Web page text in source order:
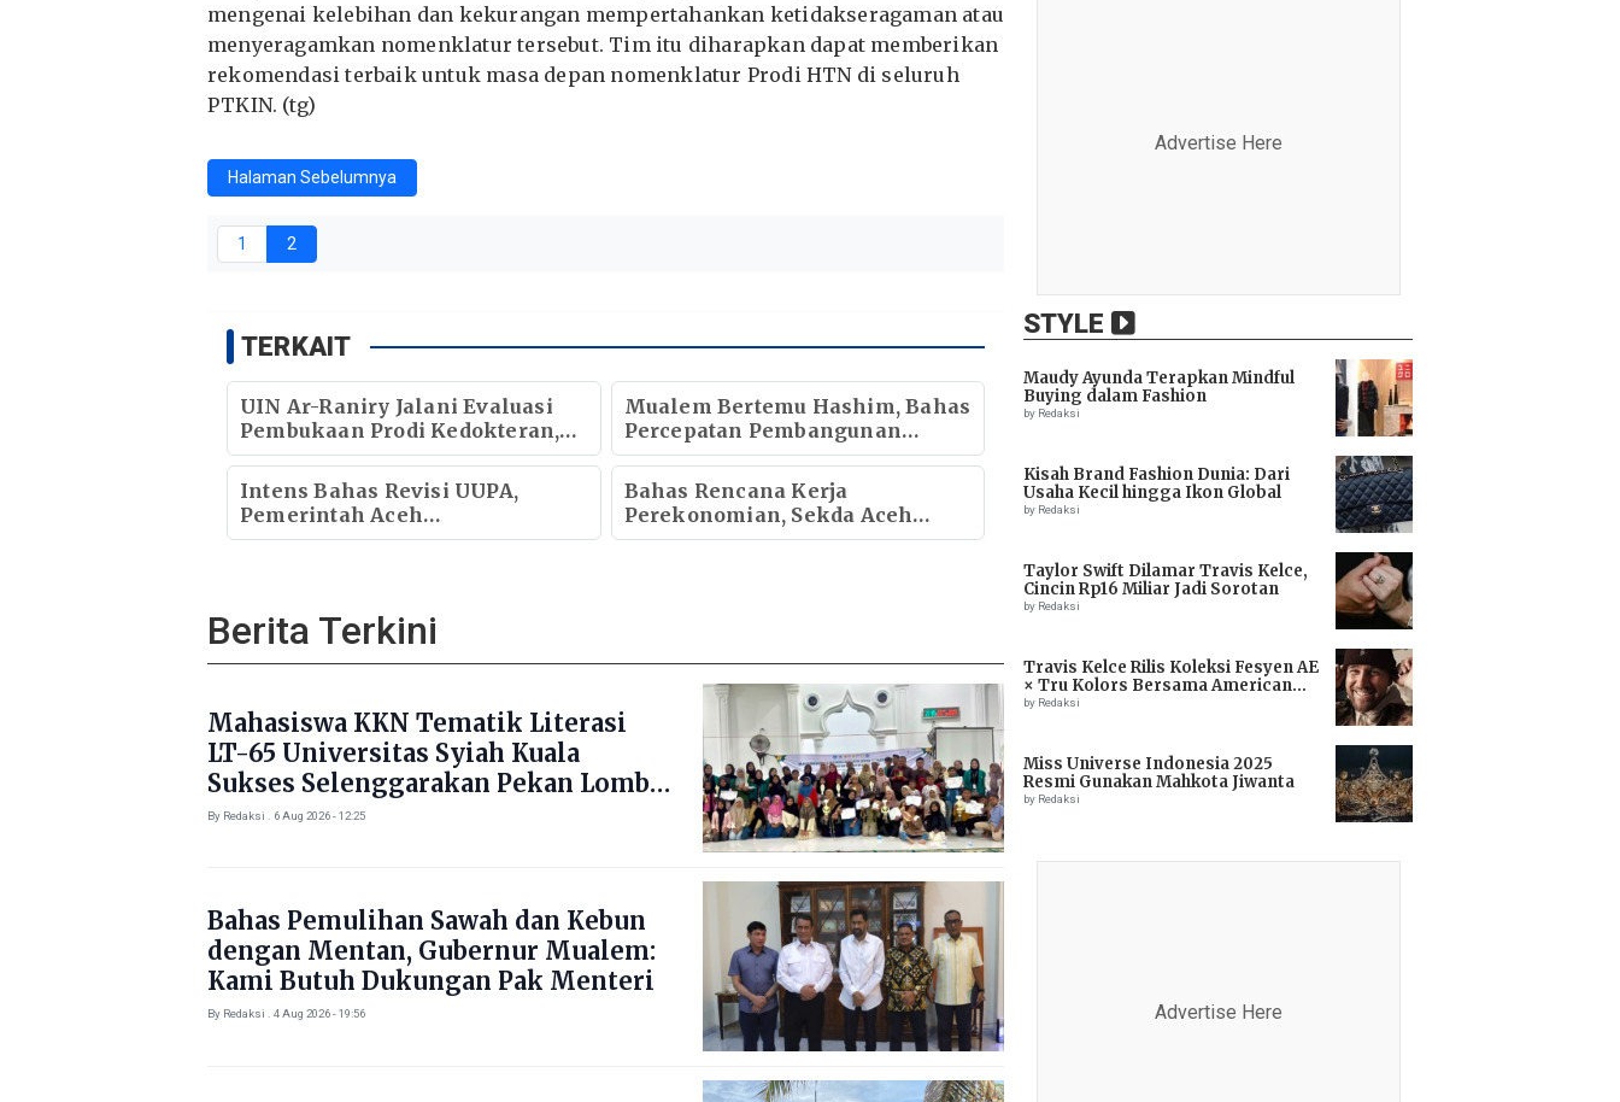
mengenai kelebihan dan kekurangan mempertahankan ketidakseragaman atau
menyeragamkan nomenklatur tersebut. Tim itu diharapkan dapat memberikan
rekomendasi terbaik untuk masa depan nomenklatur Prodi HTN di seluruh
PTKIN. (tg)
Halaman Sebelumnya
1 2
TERKAIT
UIN Ar-Raniry Jalani Evaluasi
Pembukaan Prodi Kedokteran,
Target Terima Mahasiswa Baru
Tahun Ini
Mualem Bertemu Hashim, Bahas
Percepatan Pembangunan
Ekonomi Aceh
Intens Bahas Revisi UUPA,
Pemerintah Aceh
Berterimakasih pada Forbes dan
Bahas Rencana Kerja
Perekonomian, Sekda Aceh
Bidik Investasi dari Rusia
Berita Terkini
Mahasiswa KKN Tematik Literasi
LT-65 Universitas Syiah Kuala
Sukses Selenggarakan Pekan Lomba
Literasi di Gampong Rhieng Blang
By Redaksi . 6 Aug 2026 - 12:25
Bahas Pemulihan Sawah dan Kebun
dengan Mentan, Gubernur Mualem:
Kami Butuh Dukungan Pak Menteri
By Redaksi . 4 Aug 2026 - 19:56
Advertise Here
STYLE
Maudy Ayunda Terapkan Mindful
Buying dalam Fashion
by Redaksi
Kisah Brand Fashion Dunia: Dari
Usaha Kecil hingga Ikon Global
by Redaksi
Taylor Swift Dilamar Travis Kelce,
Cincin Rp16 Miliar Jadi Sorotan
by Redaksi
Travis Kelce Rilis Koleksi Fesyen AE
× Tru Kolors Bersama American
Eagle
by Redaksi
Miss Universe Indonesia 2025
Resmi Gunakan Mahkota Jiwanta
by Redaksi
Advertise Here